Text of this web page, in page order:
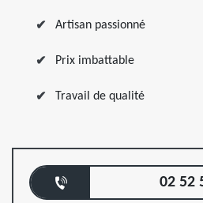
Artisan passionné
Prix imbattable
Travail de qualité
02 52